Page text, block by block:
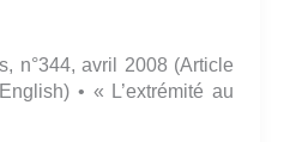
n°344, avril 2008 (Article
• « L’extrémité au